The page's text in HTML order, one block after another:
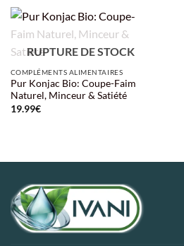
RUPTURE DE STOCK
COMPLÉMENTS ALIMENTAIRES
Pur Konjac Bio: Coupe-Faim
Naturel, Minceur & Satiété
19.99€